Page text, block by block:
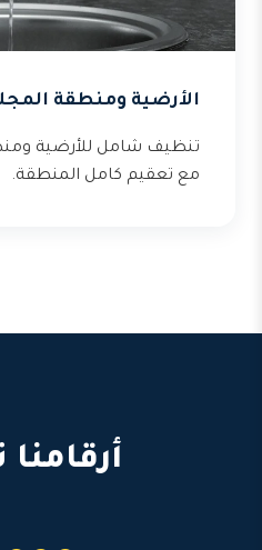
الأرضية ومنطقة
تنظيف شامل للأرضية
مع تعقيم كامل المنطقة.